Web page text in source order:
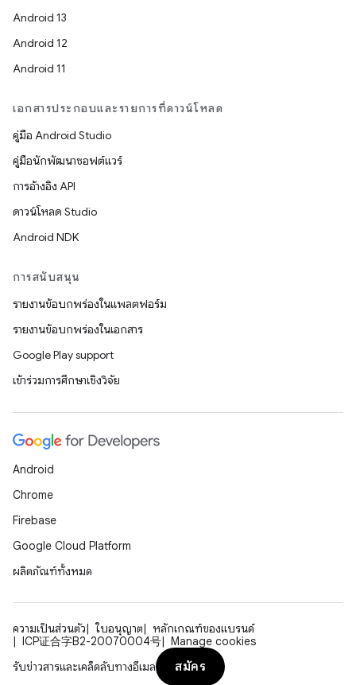
Android 13
Android 12
Android 11
เอกสารประกอบและรายการที่ดาวน์โหลด
คู่มือ Android Studio
คู่มือนักพัฒนาซอฟต์แวร์
การอ้างอิง API
ดาวน์โหลด Studio
Android NDK
การสนับสนุน
รายงานข้อบกพร่องในแพลตฟอร์ม
รายงานข้อบกพร่องในเอกสาร
Google Play support
เข้าร่วมการศึกษาเชิงวิจัย
Android
Chrome
Firebase
Google Cloud Platform
ผลิตภัณฑ์ทั้งหมด
ความเป็นส่วนตัว ใบอนุญาต
หลักเกณฑ์ของแบรนด์
ICP证合字B2-20070004号
Manage cookies
รับข่าวสารและเคล็ดลับทางอีเมล
สมัคร